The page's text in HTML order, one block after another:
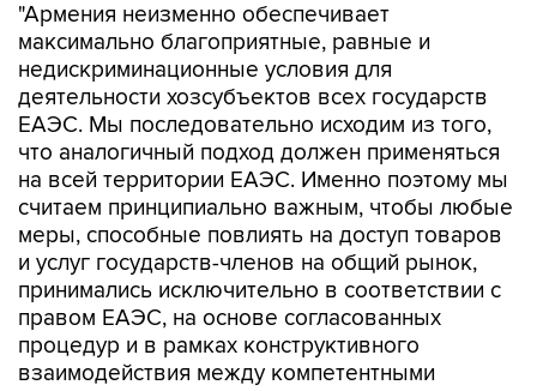
"Армения неизменно обеспечивает
максимально благоприятные, равные и
недискриминационные условия для
деятельности хозсубъектов всех государств
ЕАЭС. Мы последовательно исходим из того,
что аналогичный подход должен применяться
на всей территории ЕАЭС. Именно поэтому мы
считаем принципиально важным, чтобы любые
меры, способные повлиять на доступ товаров
и услуг государств-членов на общий рынок,
принимались исключительно в соответствии с
правом ЕАЭС, на основе согласованных
процедур и в рамках конструктивного
взаимодействия между компетентными